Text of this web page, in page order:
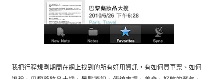
我把行程規劃期間在網上找到的所有好用資訊，有如何買車票、如何